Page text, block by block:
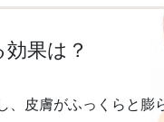
果は？
、皮膚がふっくらと膨